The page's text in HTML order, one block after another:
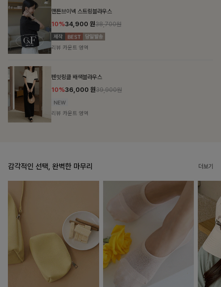
20,700
리뷰 카운트 영역
16,200 17,900원
감각적인 선택, 완벽한 마무리 더보기